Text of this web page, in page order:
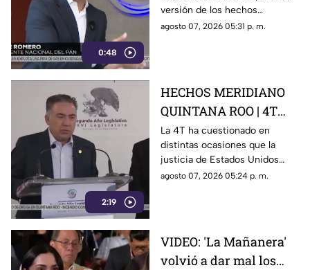
0:48
imponer su versión de
los hechos usando la
versión de los hechos
mediante la censura, callar los
agosto 07, 2026 05:31 p. m.
2:19
HECHOS MERIDIANO
QUINTANA ROO | 4T
sigue cuestionando los
señalamientos de
E.E.U.U contra
narc0polít1c0s como
La 4T ha cuestionado en
distintas ocasiones que la
justicia de Estados Unidos
proceda contra presuntos
Rocha Moya, Enrique Inzunza y
otros funcionarios morenistas.
agosto 07, 2026 05:24 p. m.
VIDEO: 'La Mañanera'
volvió a dar mal los